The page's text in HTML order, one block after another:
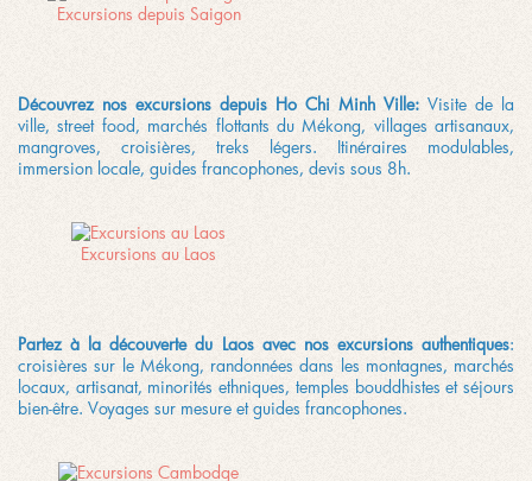
Excursions depuis Saigon
Découvrez nos excursions depuis Ho Chi Minh Ville: Visite de la
ville, street food, marchés flottants du Mékong, villages artisanaux,
mangroves, croisières, treks légers. Itinéraires modulables,
immersion locale, guides francophones, devis sous 8h.
Excursions au Laos
Partez à la découverte du Laos avec nos excursions authentiques:
croisières sur le Mékong, randonnées dans les montagnes, marchés
locaux, artisanat, minorités ethniques, temples bouddhistes et séjours
bien-être. Voyages sur mesure et guides francophones.